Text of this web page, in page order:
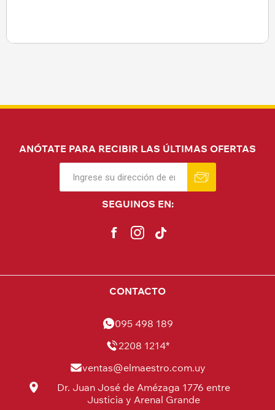
ANÓTATE PARA RECIBIR LAS ÚLTIMAS OFERTAS
SEGUINOS EN:
CONTACTO
095 498 189
2208 1214*
ventas@elmaestro.com.uy
Dr. Juan José de Amézaga 1776 entre
Justicia y Arenal Grande